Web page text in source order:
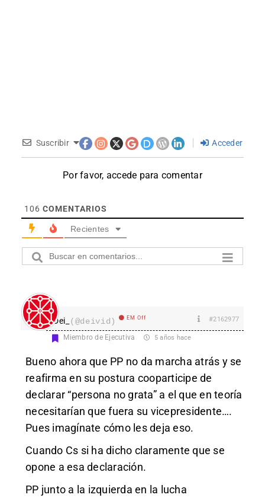
Suscribir Acceder
Por favor, accede para comentar
106 COMENTARIOS
Recientes
Dei_ (@deivid) EM Off #2162977
Miembro de Ejecutiva 5 años hace
Bueno ahora que PP no da marcha atrás y se
reafirma en su postura cooparticipe de
declarar “persona no grata” a el que en teoría
necesitarían que fuera su vicepresidente….
Pues imagínate cómo les deja eso.
Cuando Cs si ha dicho claramente que se
opone a esa declaración.
PP junto a la izquierda en la lucha